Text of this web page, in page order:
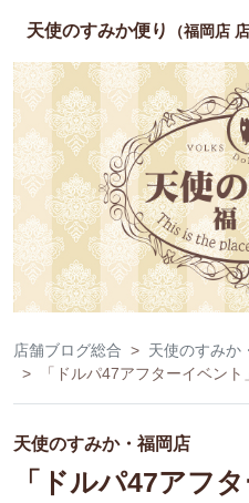
天使のすみか便り （福岡店
店舗ブログ総合
天使のすみか
「ドルパ47アフターイベン
天使のすみか・福岡店
「ドルパ47アフ